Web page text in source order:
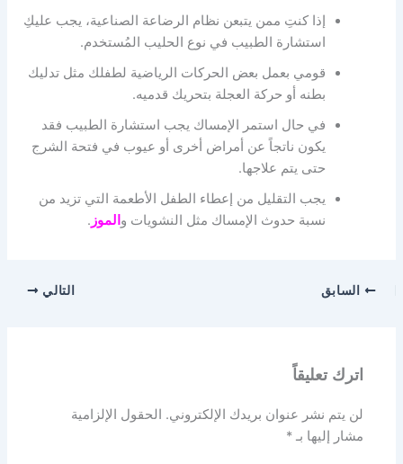
إذا كنتِ ممن يتبعن نظام الرضاعة الصناعية، يجب عليكِ
استشارة الطبيب في نوع الحليب المُستخدم.
قومي بعمل بعض الحركات الرياضية لطفلك مثل تدليك
بطنه أو حركة العجلة بتحريك قدميه.
في حال استمر الإمساك يجب استشارة الطبيب فقد
يكون ناتجاً عن أمراض أخرى أو عيوب في فتحة الشرج
حتى يتم علاجها.
يجب التقليل من إعطاء الطفل الأطعمة التي تزيد من
نسبة حدوث الإمساك مثل النشويات و الموز .
السابق التالي
اترك تعليقاً
لن يتم نشر عنوان بريدك الإلكتروني. الحقول الإلزامية
مشار إليها بـ*